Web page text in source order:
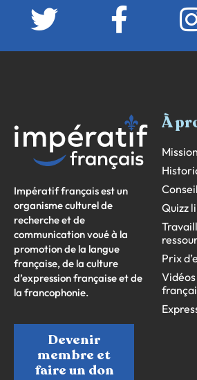
Impératif français est un
organisme culturel de
recherche et de
communication voué à la
promotion de la langue
française, de la culture
d’expression française et de
la francophonie.
Devenir
membre et
faire un don
À
Mission
Quizz
Prix